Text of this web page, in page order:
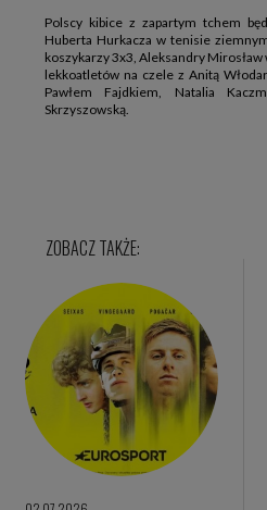
Polscy kibice z zapartym tchem
Huberta Hurkacza w tenisie
koszykarzy 3x3, Aleksandry Mirosław
lekkoatletów na czele z Anitą
Pawłem Fajdkiem, Natalia
Skrzyszowską.